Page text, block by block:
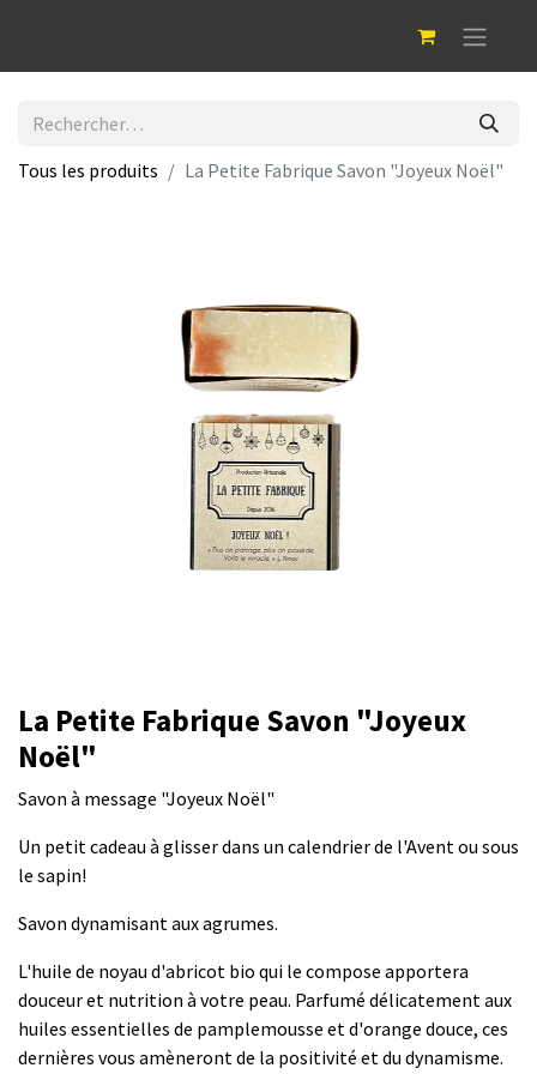
Tous les produits La Petite Fabrique Savon "Joyeux Noël"
La Petite Fabrique Savon "Joyeux
Noël"
Savon à message "Joyeux Noël"
Un petit cadeau à glisser dans un calendrier de l'Avent ou sous
le sapin!
Savon dynamisant aux agrumes.
L'huile de noyau d'abricot bio qui le compose apportera
douceur et nutrition à votre peau. Parfumé délicatement aux
huiles essentielles de pamplemousse et d'orange douce, ces
dernières vous amèneront de la positivité et du dynamisme.